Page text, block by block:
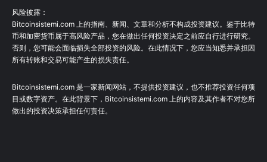
风险披露：
Bitcoinsistemi.com 上的指南、新闻、文章和分析不构成投资建议。鉴于比特
币和加密货币属于高风险产品，您在做出任何投资决定之前应自行进行研究。
否则，您可能会面临损失全部投资的风险。在此情况下，您应当知悉并承担因
所有转账和交易可能产生的损失责任。
Bitcoinsistemi.com 是一家新闻网站，不提供投资建议，也不推荐投资任何项
目或数字资产。在此背景下，Bitcoinsistemi.com 上的内容及其作者不对您所
做出的投资决策承担任何责任。